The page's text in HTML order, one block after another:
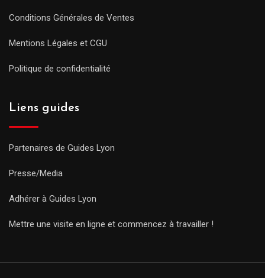
Conditions Générales de Ventes
Mentions Légales et CGU
Politique de confidentialité
Liens guides
Partenaires de Guides Lyon
Presse/Media
Adhérer à Guides Lyon
Mettre une visite en ligne et commencez à travailler !